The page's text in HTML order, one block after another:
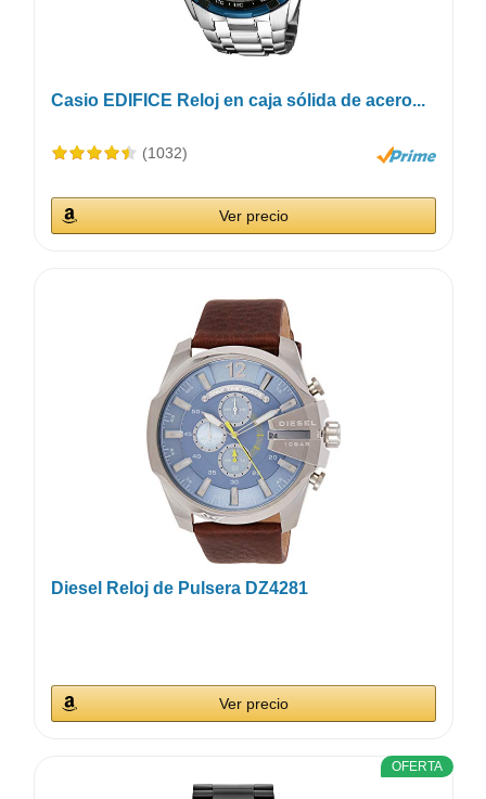
Casio EDIFICE Reloj en caja sólida de acero...
(1032)
Ver precio
Diesel Reloj de Pulsera DZ4281
Ver precio
OFERTA